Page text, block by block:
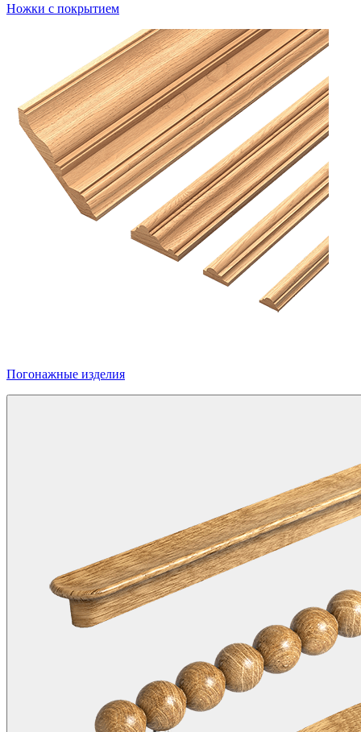
Ножки с покрытием
Погонажные изделия